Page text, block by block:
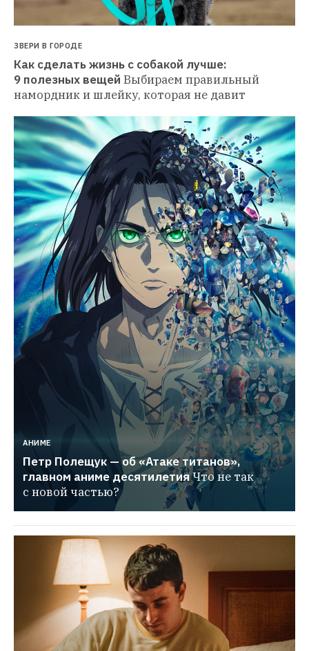
ЗВЕРИ В ГОРОДЕ
Как сделать жизнь с собакой лучше:
9 полезных вещей Выбираем правильный
намордник и шлейку, которая не давит
АНИМЕ
Петр Полещук — об «Атаке титанов»,
главном аниме десятилетияЧто не так
с новой частью?